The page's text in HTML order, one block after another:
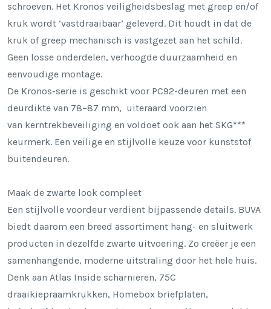
schroeven. Het Kronos veiligheidsbeslag met greep en/of
kruk wordt ‘vastdraaibaar’ geleverd. Dit houdt in dat de
kruk of greep mechanisch is vastgezet aan het schild.
Geen losse onderdelen, verhoogde duurzaamheid en
eenvoudige montage.
De Kronos-serie is geschikt voor PC92-deuren met een
deurdikte van 78–87 mm, uiteraard voorzien
van kerntrekbeveiliging en voldoet ook aan het SKG***
keurmerk. Een veilige en stijlvolle keuze voor kunststof
buitendeuren.
Maak de zwarte look compleet
Een stijlvolle voordeur verdient bijpassende details. BUVA
biedt daarom een breed assortiment hang- en sluitwerk
producten in dezelfde zwarte uitvoering. Zo creëer je een
samenhangende, moderne uitstraling door het hele huis.
Denk aan Atlas Inside scharnieren, 75C
draaikiepraamkrukken, Homebox briefplaten,